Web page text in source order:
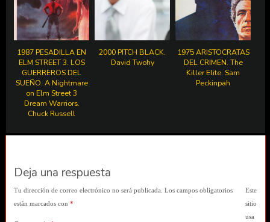
1987 PESADILLA EN
ELM STREET 3. LOS
GUERREROS DEL
SUEÑO. A Nightmare
on Elm Street 3
Dream Warriors.
Chuck Russell
2000 PITCH BLACK.
David Twohy
1975 ARISTOCRATAS
DEL CRIMEN. The
Killer Elite. Sam
Peckinpah
Deja una respuesta
Tu dirección de correo electrónico no será publicada. Los campos obligatorios
están marcados con *
Este
sitio
usa